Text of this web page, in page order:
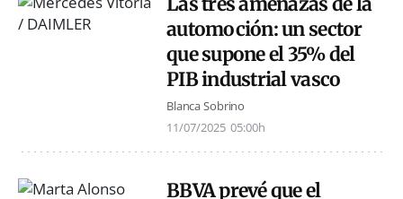
automoción: un sector
que supone el 35% del
PIB industrial vasco
Blanca Sobrino
11/07/2025 05:00h
BBVA prevé que el